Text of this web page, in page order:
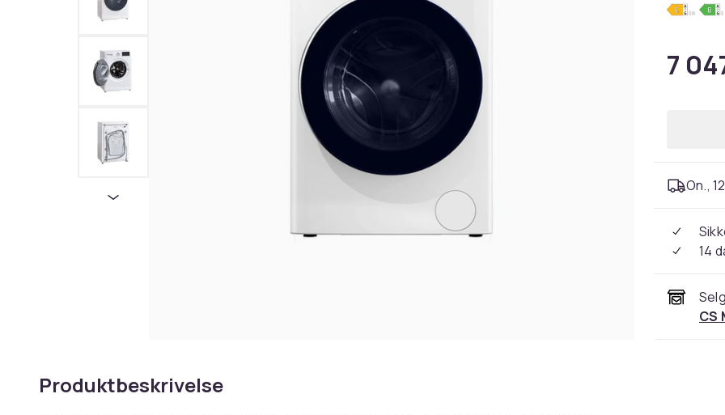
Produktbeskrivelse
7
On.,
14
CS